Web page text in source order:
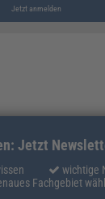
Jetzt anmelden
Jetzt
wichtige
Fachgebiet